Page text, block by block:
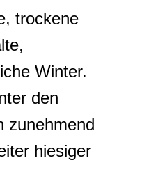
trockene
Winter.
den
zunehmend
hiesiger